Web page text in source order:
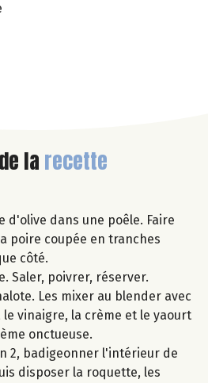
de la recette
d'olive dans une poêle. Faire
poire coupée en tranches
côté.
Saler, poivrer, réserver.
Les mixer au blender avec
le vinaigre, la crème et le yaourt
onctueuse.
2, badigeonner l'intérieur de
disposer la roquette, les